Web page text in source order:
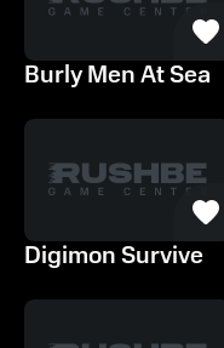
Burly Men At Sea
Digimon Survive